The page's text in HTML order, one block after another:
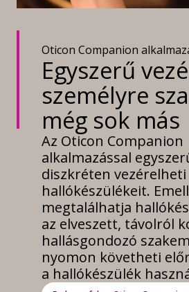
Oticon Companion
Egyszerű
személyre
még sok más
Az Oticon Companion
alkalmazással
diszkréten vezérelheti
hallókészülékeit.
megtalálhatja
az elveszett, távolról
hallásgondozó
nyomon követheti
a hallókészülék